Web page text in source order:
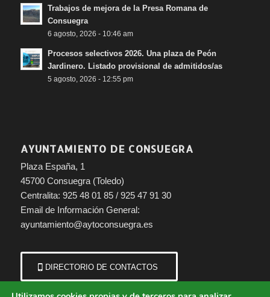
Trabajos de mejora de la Presa Romana de
Consuegra
6 agosto, 2026 - 10:46 am
Procesos selectivos 2026. Una plaza de Peón
Jardinero. Listado provisional de admitidos/as
5 agosto, 2026 - 12:55 pm
AYUNTAMIENTO DE CONSUEGRA
Plaza España, 1
45700 Consuegra (Toledo)
Centralita: 925 48 01 85 / 925 47 91 30
Email de Información General:
ayuntamiento@aytoconsuegra.es
DIRECTORIO DE CONTACTOS